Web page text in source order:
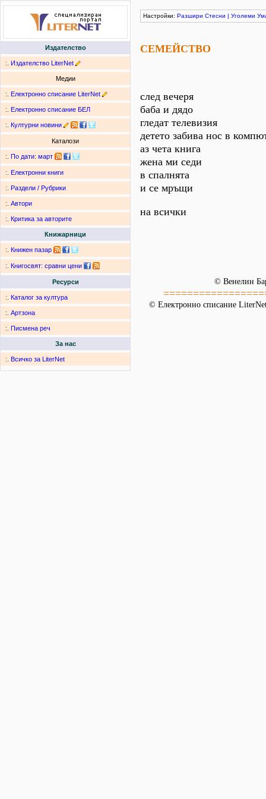
Издателство
:. Издателство LiterNet
Медии
:. Електронно списание LiterNet
:. Електронно списание БЕЛ
:. Културни новини
Каталози
:. По дати: март
:. Електронни книги
:. Раздели / Рубрики
:. Автори
:. Критика за авторите
Книжарници
:. Книжен пазар
:. Книгосвят: сравни цени
Ресурси
:. Каталог за култура
:. Артзона
:. Писмена реч
За нас
:. Всичко за LiterNet
Настройки: Разшири Стесни | Уголеми
СЕМЕЙСТВО
след вечеря
баба и дядо
гледат телевизия
детето забива нос в
аз чета книга
жена ми седи
в спалнята
и се мръщи
на всички
© Венелин
© Електронно списание